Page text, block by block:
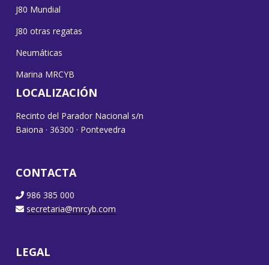
J80 Mundial
J80 otras regatas
Neumáticas
Marina MRCYB
LOCALIZACIÓN
Recinto del Parador Nacional s/n
Baiona · 36300 · Pontevedra
CONTACTA
986 385 000
secretaria@mrcyb.com
LEGAL